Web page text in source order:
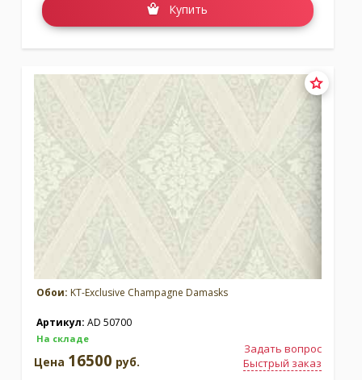
Купить
Обои: KT-Exclusive Champagne Damasks
Артикул: AD 50700
На складе
Задать вопрос
Быстрый заказ
Цена 16500 руб.